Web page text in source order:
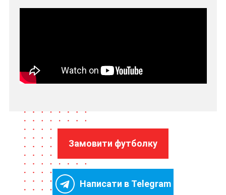
Замовити футболку
Написати в Telegram